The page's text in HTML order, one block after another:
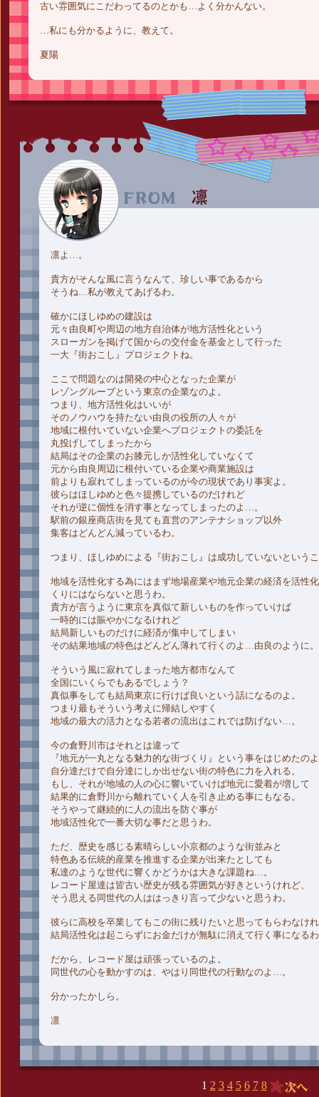
古い雰囲気にこだわってるのとかも…よく分かんない。
…私にも分かるように、教えて。
夏陽
凛よ…。
貴方がそんな風に言うなんて、珍しい事であるから
そうね…私が教えてあげるわ。
確かにほしゆめの建設は
元々由良町や周辺の地方自治体が地方活性化という
スローガンを掲げて国からの交付金を基金として行った
一大『街おこし』プロジェクトね。
ここで問題なのは開発の中心となった企業が
レゾングループという東京の企業なのよ。
つまり、地方活性化はいいが
そのノウハウを持たない由良の役所の人々が
地域に根付いていない企業へプロジェクトの委託を
丸投げしてしまったから
結局はその企業のお膝元しか活性化していなくて
元から由良周辺に根付いている企業や商業施設は
前よりも寂れてしまっているのが今の現状であり事実よ。
彼らはほしゆめと色々提携しているのだけれど
それが逆に個性を消す事となってしまったのよ…。
駅前の銀座商店街を見ても直営のアンテナショップ以外
集客はどんどん減っているわ。
つまり、ほしゆめによる『街おこし』は成功していないという
地域を活性化する為にはまず地場産業や地元企業の経済を活性
くりにはならないと思うわ。
貴方が言うように東京を真似て新しいものを作っていけば
一時的には賑やかになるけれど
結局新しいものだけに経済が集中してしまい
その結果地域の特色はどんどん薄れて行くのよ…由良のように。
そういう風に寂れてしまった地方都市なんて
全国にいくらでもあるでしょう？
真似事をしても結局東京に行けば良いという話になるのよ。
つまり最もそういう考えに帰結しやすく
地域の最大の活力となる若者の流出はこれでは防げない…。
今の倉野川市はそれとは違って
『地元が一丸となる魅力的な街づくり』という事をはじめたの
自分達だけで自分達にしか出せない街の特色に力を入れる。
もし、それが地域の人の心に響いていけば地元に愛着が増して
結果的に倉野川から離れていく人を引き止める事にもなる。
そうやって継続的に人の流出を防ぐ事が
地域活性化で一番大切な事だと思うわ。
ただ、歴史を感じる素晴らしい小京都のような街並みと
特色ある伝統的産業を推進する企業が出来たとしても
私達のような世代に響くかどうかは大きな課題ね…。
レコード屋達は皆古い歴史が残る雰囲気が好きというけれど、
そう思える同世代の人ははっきり言って少ないと思うわ。
彼らに高校を卒業してもこの街に残りたいと思ってもらわなけ
結局活性化は起こらずにお金だけが無駄に消えて行く事になる
だから、レコード屋は頑張っているのよ。
同世代の心を動かすのは、やはり同世代の行動なのよ…。
分かったかしら。
凛
1 2 3 4 5 6 7 8